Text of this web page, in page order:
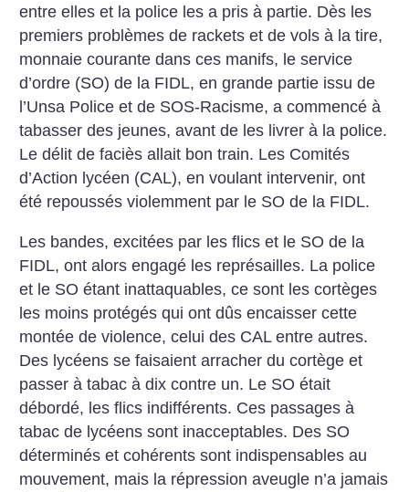
entre elles et la police les a pris à partie. Dès les
premiers problèmes de rackets et de vols à la tire,
monnaie courante dans ces manifs, le service
d’ordre (SO) de la FIDL, en grande partie issu de
l’Unsa Police et de SOS-Racisme, a commencé à
tabasser des jeunes, avant de les livrer à la police.
Le délit de faciès allait bon train. Les Comités
d’Action lycéen (CAL), en voulant intervenir, ont
été repoussés violemment par le SO de la FIDL.
Les bandes, excitées par les flics et le SO de la
FIDL, ont alors engagé les représailles. La police
et le SO étant inattaquables, ce sont les cortèges
les moins protégés qui ont dûs encaisser cette
montée de violence, celui des CAL entre autres.
Des lycéens se faisaient arracher du cortège et
passer à tabac à dix contre un. Le SO était
débordé, les flics indifférents. Ces passages à
tabac de lycéens sont inacceptables. Des SO
déterminés et cohérents sont indispensables au
mouvement, mais la répression aveugle n’a jamais